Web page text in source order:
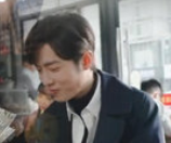
GOOGLE